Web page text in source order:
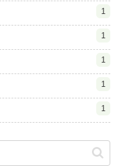
1
1
1
1
1